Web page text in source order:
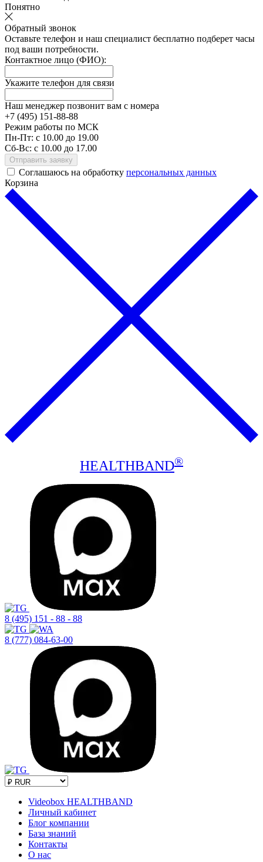
Понятно
Обратный звонок
Оставьте телефон и наш специалист бесплатно подберет часы
под ваши потребности.
Контактное лицо (ФИО):
Укажите телефон для связи
Наш менеджер позвонит вам с номера
+7 (495) 151-88-88
Режим работы по МСК
Пн-Пт: с 10.00 до 19.00
Сб-Вс: с 10.00 до 17.00
Отправить заявку
Соглашаюсь на обработку персональных данных
Корзина
HEALTHBAND®
8 (495) 151 - 88 - 88
8 (777) 084-63-00
Videobox HEALTHBAND
Личный кабинет
Блог компании
База знаний
Контакты
О нас